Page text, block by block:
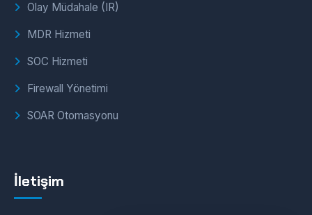
Olay Müdahale (IR)
MDR Hizmeti
SOC Hizmeti
Firewall Yönetimi
SOAR Otomasyonu
İletişim